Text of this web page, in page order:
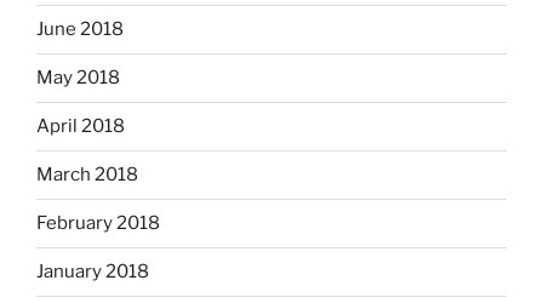
June 2018
May 2018
April 2018
March 2018
February 2018
January 2018